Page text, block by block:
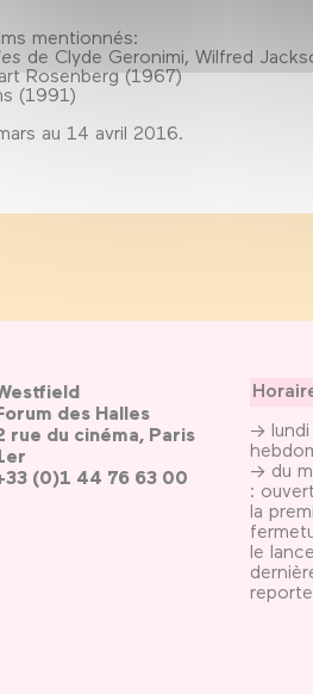
mentionnés:
de Clyde Geronimi, Wilfred
Rosenberg (1967)
(1991)
au 14 avril 2016.
des Halles
rue du cinéma, Paris
(0)1 44 76 63 00
→
→ du
:
la
le